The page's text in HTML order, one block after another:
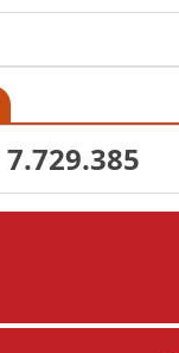
7.729.385